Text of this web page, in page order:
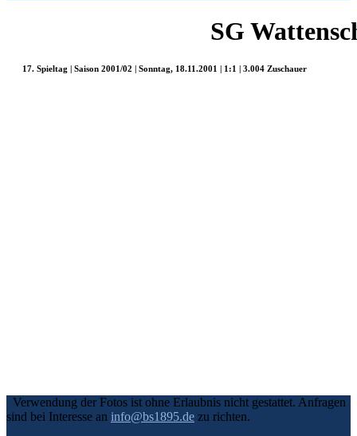
SG
17. Spieltag | Saison 2001/02 | Sonntag, 18.11.2001 | 1:1 | 3.004 Zuschauer
Verwendung der Fotos ist ohne Erlaubnis nicht gestattet. Anfragen
sind bei Interesse an info@bs1895.de zu richten.